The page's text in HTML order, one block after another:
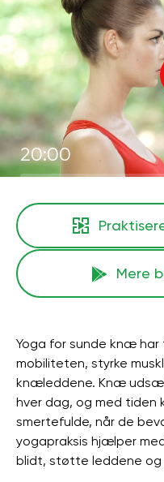
20:00
Mere
Yoga for sunde knæ
mobiliteten, styrke
knæleddene. Knæ
hver dag, og med tiden
smertefulde, når de
yogapraksis hjælper
blidt, støtte leddene